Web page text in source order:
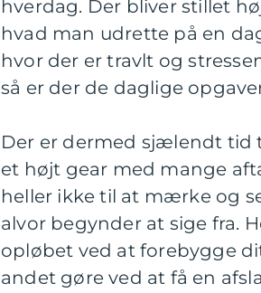
hverdag. Der bliver stillet
hvad man udrette på en
hvor der er travlt og
så er der de daglige
Der er dermed sjælendt tid
et højt gear med mange
heller ikke til at mærke og
alvor begynder at sige fra.
opløbet ved at forebygge
andet gøre ved at få en